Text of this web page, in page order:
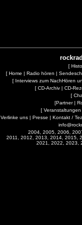
[
[ Home | Radio hören |
[ Interviews zum NachHören
[ CD-Archiv| CD-
[
[Partner|
[ Veranstaltungen
Verlinke uns | Presse | Kontakt /
2004, 2005, 2006,
2011, 2012, 2013, 2014, 2015,
2021, 2022, 2023,